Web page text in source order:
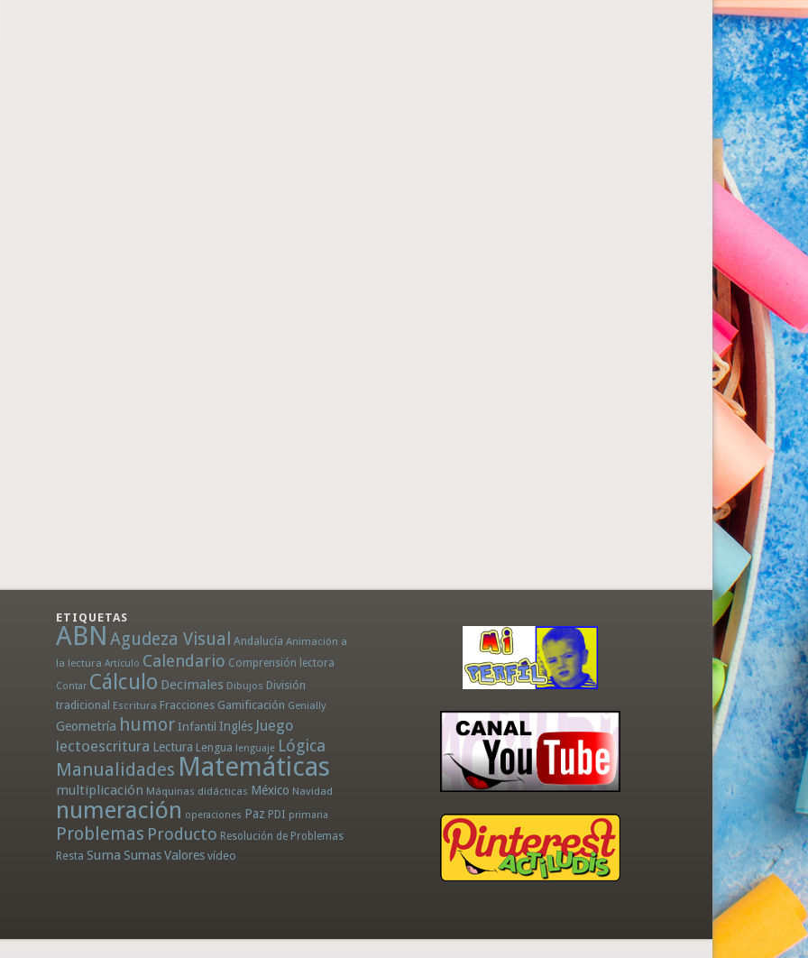
ETIQUETAS
ABN Agudeza Visual Andalucía Animación a
la lectura Artículo Calendario Comprensión lectora
Contar Cálculo Decimales Dibujos División
tradicional Escritura Fracciones Gamificación Genially
Geometría humor Infantil Inglés Juego
lectoescritura Lectura Lengua lenguaje Lógica
Manualidades Matemáticas
multiplicación Máquinas didácticas México Navidad
numeración operaciones Paz PDI primaria
Problemas Producto Resolución de Problemas
Resta Suma SumasValores vídeo